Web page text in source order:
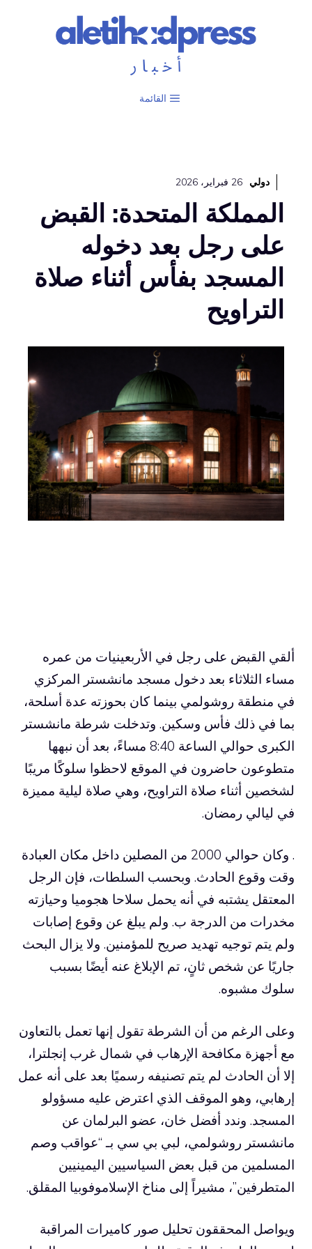
القائمة
دولي 26 فبراير، 2026
المملكة المتحدة: القبض
على رجل بعد دخوله
المسجد بفأس أثناء صلاة
التراويح
ألقي القبض على رجل في الأربعينيات من عمره
مساء الثلاثاء بعد دخول مسجد مانشستر المركزي
في منطقة روشولمي بينما كان بحوزته عدة أسلحة،
بما في ذلك فأس وسكين. وتدخلت شرطة مانشستر
الكبرى حوالي الساعة 8:40 مساءً، بعد أن نبهها
متطوعون حاضرون في الموقع لاحظوا سلوكًا مريبًا
لشخصين أثناء صلاة التراويح، وهي صلاة ليلية مميزة
في ليالي رمضان.
. وكان حوالي 2000 من المصلين داخل مكان العبادة
وقت وقوع الحادث. وبحسب السلطات، فإن الرجل
المعتقل يشتبه في أنه يحمل سلاحا هجوميا وحيازته
مخدرات من الدرجة ب. ولم يبلغ عن وقوع إصابات
ولم يتم توجيه تهديد صريح للمؤمنين. ولا يزال البحث
جاريًا عن شخص ثانٍ، تم الإبلاغ عنه أيضًا بسبب
سلوك مشبوه.
وعلى الرغم من أن الشرطة تقول إنها تعمل بالتعاون
مع أجهزة مكافحة الإرهاب في شمال غرب إنجلترا،
إلا أن الحادث لم يتم تصنيفه رسميًا بعد على أنه عمل
إرهابي، وهو الموقف الذي اعترض عليه مسؤولو
المسجد. وندد أفضل خان، عضو البرلمان عن
مانشستر روشولمي، لبي بي سي بـ “عواقب وصم
المسلمين من قبل بعض السياسيين اليمينيين
المتطرفين”، مشيراً إلى مناخ الإسلاموفوبيا المقلق.
ويواصل المحققون تحليل صور كاميرات المراقبة